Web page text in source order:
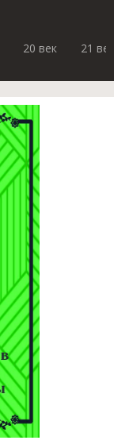
20 век 21 век